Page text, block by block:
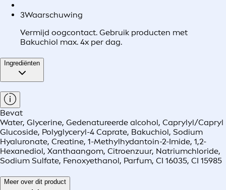
3Waarschuwing
Vermijd oogcontact. Gebruik producten met
Bakuchiol max. 4x per dag.
Ingrediënten
Bevat
Water, Glycerine, Gedenatureerde alcohol, Caprylyl/Capryl
Glucoside, Polyglyceryl-4 Caprate, Bakuchiol, Sodium
Hyaluronate, Creatine, 1-Methylhydantoin-2-Imide, 1,2-
Hexanediol, Xanthaangom, Citroenzuur, Natriumchloride,
Sodium Sulfate, Fenoxyethanol, Parfum, CI 16035, CI 15985
Meer over dit product